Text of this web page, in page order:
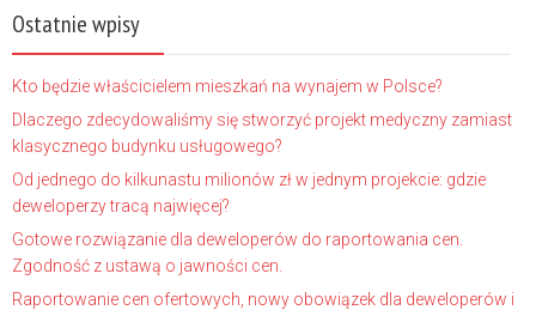
Ostatnie wpisy
Kto będzie właścicielem mieszkań na wynajem w Polsce?
Dlaczego zdecydowaliśmy się stworzyć projekt medyczny zamiast
klasycznego budynku usługowego?
Od jednego do kilkunastu milionów zł w jednym projekcie: gdzie
deweloperzy tracą najwięcej?
Gotowe rozwiązanie dla deweloperów do raportowania cen.
Zgodność z ustawą o jawności cen.
Raportowanie cen ofertowych, nowy obowiązek dla deweloperów i